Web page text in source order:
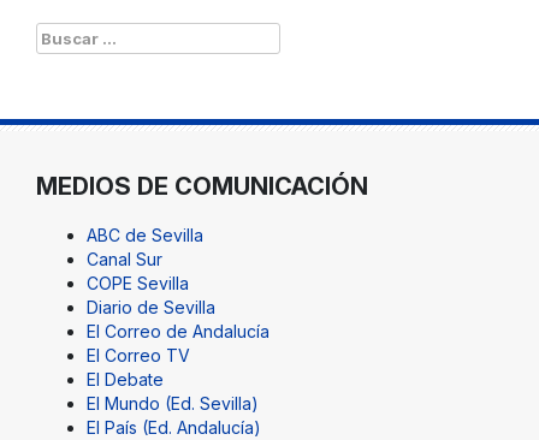
Buscar:
MEDIOS DE COMUNICACIÓN
ABC de Sevilla
Canal Sur
COPE Sevilla
Diario de Sevilla
El Correo de Andalucía
El Correo TV
El Debate
El Mundo (Ed. Sevilla)
El País (Ed. Andalucía)